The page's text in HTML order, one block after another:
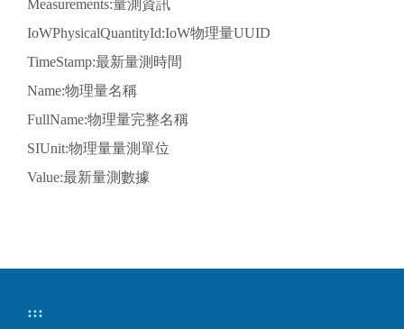
Measurements:量測資訊
IoWPhysicalQuantityId:IoW物理量UUID
TimeStamp:最新量測時間
Name:物理量名稱
FullName:物理量完整名稱
SIUnit:物理量量測單位
Value:最新量測數據
:::